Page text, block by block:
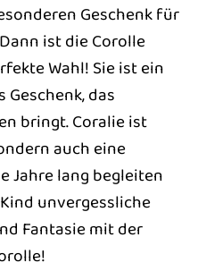
Geschenk für
ist die Corolle
Wahl! Sie ist ein
das
bringt. Coralie ist
auch eine
Jahre lang begleiten
unvergessliche
Fantasie mit der